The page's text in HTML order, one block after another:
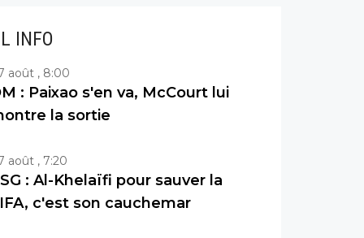
INFO
août , 8:00
: Paixao s'en va, McCourt lui
la sortie
août , 7:20
: Al-Khelaïfi pour sauver la
c'est son cauchemar